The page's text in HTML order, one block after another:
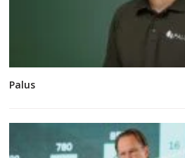
Palus